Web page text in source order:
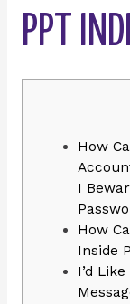
PPT
How
I
How
Inside
I’d